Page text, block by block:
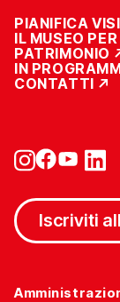
PIANIFICA
IL MUSEO
PATRIMONIO
IN
CONTATTI
Iscriviti